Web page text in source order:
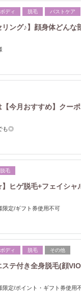
ボディ 脱毛 バストケア
リング♪】顔身体どん
【今月おすすめ】クーポ
も◎
脱毛
】ヒゲ脱毛+フェイシ
限定/ギフト券使用不可
ボディ 脱毛 その他
ステ付き全身脱毛(顔
限定/ポイント・ギフト券使用